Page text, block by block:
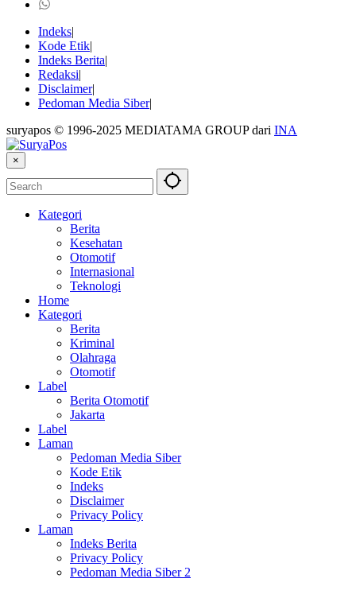
Indeks
Kode Etik
Indeks Berita
Redaksi
Disclaimer
Pedoman Media Siber
suryapos © 1996-2025 MEDIATAMA GROUP dari INA
×
Kategori
Berita
Kesehatan
Otomotif
Internasional
Teknologi
Home
Kategori
Berita
Kriminal
Olahraga
Otomotif
Label
Berita Otomotif
Jakarta
Label
Laman
Pedoman Media Siber
Kode Etik
Indeks
Disclaimer
Privacy Policy
Laman
Indeks Berita
Privacy Policy
Pedoman Media Siber 2